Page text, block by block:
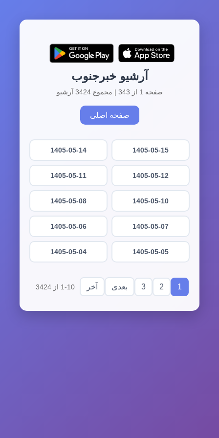
آرشیو خبرجنوب
صفحه 1 از 343 | مجموع 3424 آرشیو
صفحه اصلی
1405-05-15
1405-05-14
1405-05-12
1405-05-11
1405-05-10
1405-05-08
1405-05-07
1405-05-06
1405-05-05
1405-05-04
1
2
3 بعدی آخر 1-10 از 3424